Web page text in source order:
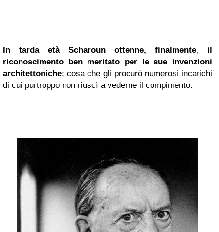
In tarda età Scharoun ottenne, finalmente, il
riconoscimento ben meritato per le sue invenzioni
architettoniche; cosa che gli procurò numerosi incarichi
di cui purtroppo non riuscì a vederne il compimento.